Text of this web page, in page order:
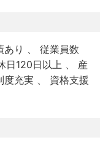
）
数25日）
あり
従業員数
日120日以上
産
度充実
資格支援